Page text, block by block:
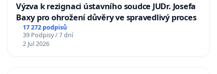
Výzva k rezignaci ústavního soudce JUDr. Josefa
Baxy pro ohrožení důvěry ve spravedlivý proces
17 272 podpisů
39 Podpisy / 7 dní
2 Jul 2026